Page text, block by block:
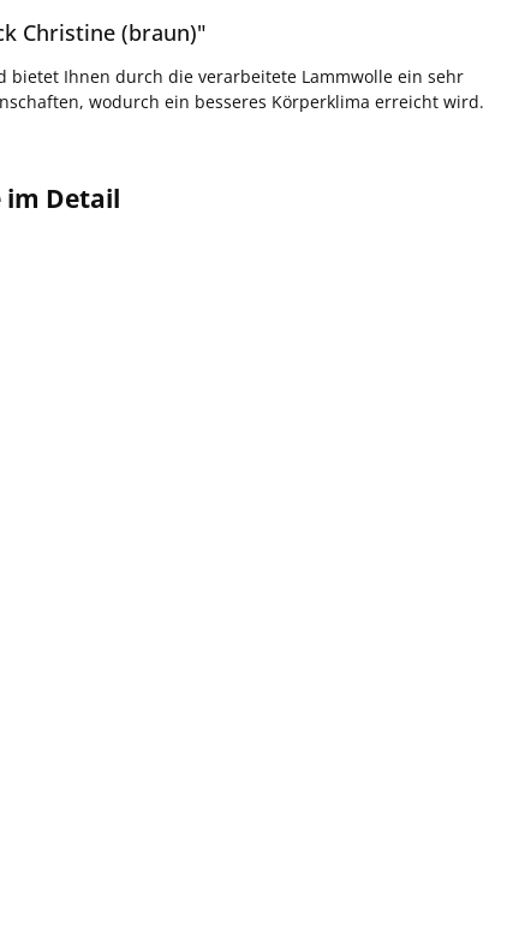
Christine (braun)"
bietet Ihnen durch die verarbeitete Lammwolle ein sehr
wodurch ein besseres Körperklima erreicht wird.
im Detail